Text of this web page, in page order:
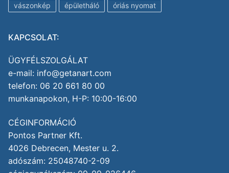
vászonkép
épületháló óriás nyomat
KAPCSOLAT:
ÜGYFÉLSZOLGÁLAT
e-mail: info@getanart.com
telefon: 06 20 661 80 00
munkanapokon, H-P: 10:00-16:00
CÉGINFORMÁCIÓ
Pontos Partner Kft.
4026 Debrecen, Mester u. 2.
adószám: 25048740-2-09